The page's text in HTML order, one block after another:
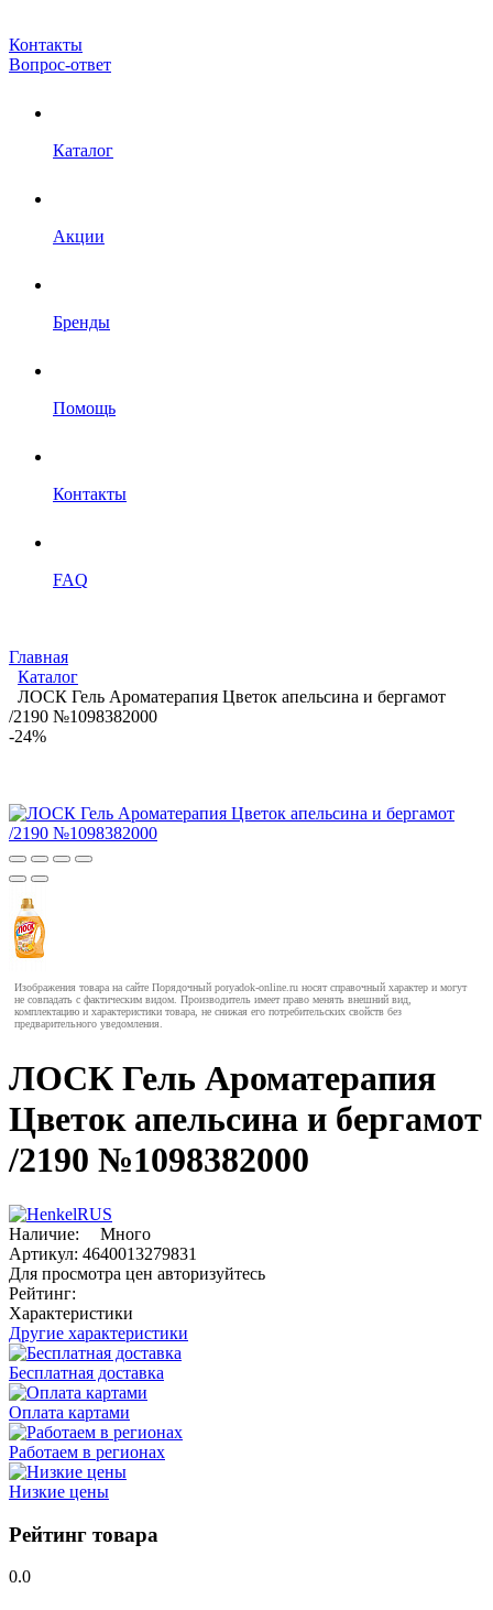
Контакты
Вопрос-ответ
Каталог
Акции
Бренды
Помощь
Контакты
FAQ
Главная
Каталог
ЛОСК Гель Ароматерапия Цветок апельсина и бергамот
/2190 №1098382000
-24%
Изображения товара на сайте Порядочный poryadok-online.ru носят справочный характер и могут
не совпадать с фактическим видом. Производитель имеет право менять внешний вид,
комплектацию и характеристики товара, не снижая его потребительских свойств без
предварительного уведомления.
ЛОСК Гель Ароматерапия
Цветок апельсина и бергамот
/2190 №1098382000
Наличие:
Много
Артикул: 4640013279831
Для просмотра цен авторизуйтесь
Рейтинг:
Характеристики
Другие характеристики
Бесплатная доставка
Оплата картами
Работаем в регионах
Низкие цены
Рейтинг товара
0.0